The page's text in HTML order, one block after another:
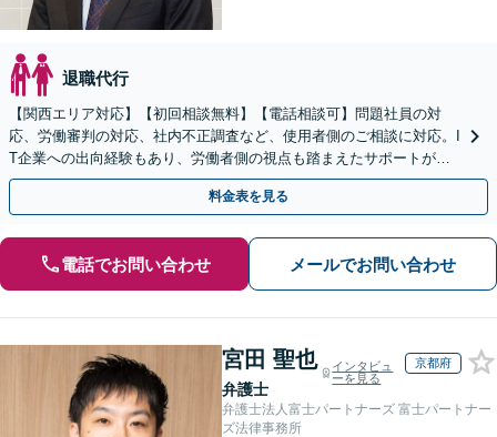
退職代行
【関西エリア対応】【初回相談無料】【電話相談可】問題社員の対
応、労働審判の対応、社内不正調査など、使用者側のご相談に対応。I
T企業への出向経験もあり、労働者側の視点も踏まえたサポートが可
能です。お気軽にご相談ください。【夜間・土日相談可】
料金表を見る
電話でお問い合わせ メールでお問い合わせ
宮田 聖也
弁護士
インタビュ
ーを見る
京都府
弁護士法人富士パートナーズ 富士パートナー
ズ法律事務所